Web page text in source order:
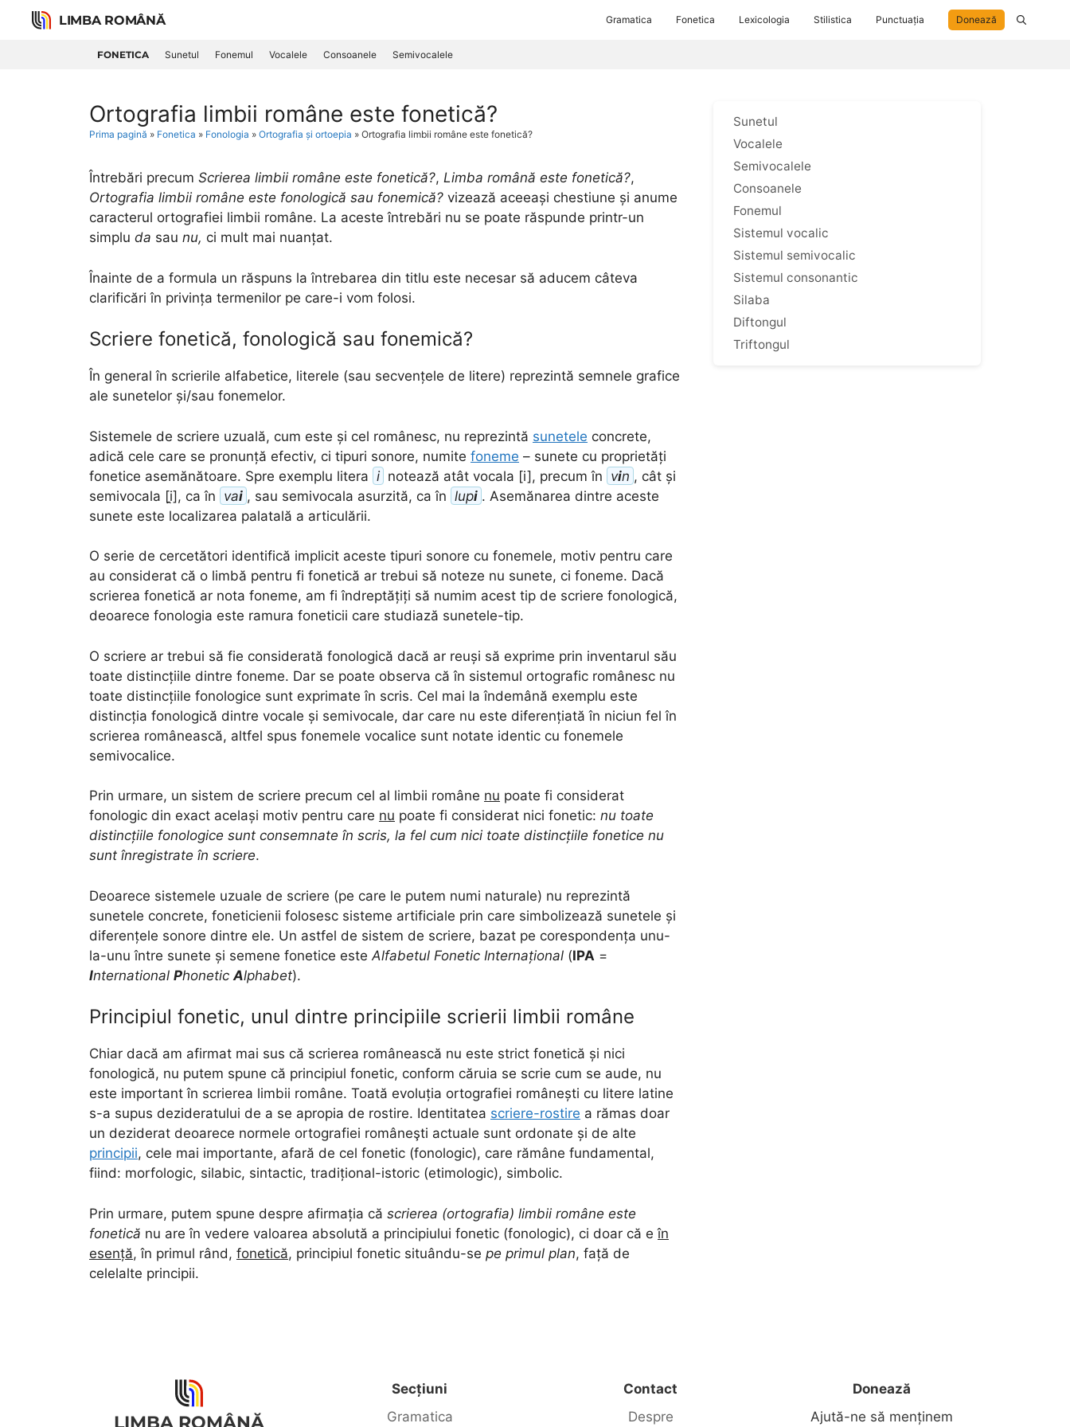
LIMBA ROMÂNĂ Gramatica Fonetica Lexicologia Stilistica Punctuația Donează
FONETICA Sunetul Fonemul Vocalele Consoanele Semivocalele
Ortografia limbii române este fonetică?
Prima pagină » Fonetica » Fonologia » Ortografia și ortoepia » Ortografia limbii române este fonetică?
Întrebări precum Scrierea limbii române este fonetică?, Limba română este fonetică?,
Ortografia limbii române este fonologică sau fonemică? vizează aceeași chestiune și anume
caracterul ortografiei limbii române. La aceste întrebări nu se poate răspunde printr-un
simplu da sau nu, ci mult mai nuanțat.
Înainte de a formula un răspuns la întrebarea din titlu este necesar să aducem câteva
clarificări în privința termenilor pe care-i vom folosi.
Scriere fonetică, fonologică sau fonemică?
În general în scrierile alfabetice, literele (sau secvențele de litere) reprezintă semnele grafice
ale sunetelor și/sau fonemelor.
Sistemele de scriere uzuală, cum este și cel românesc, nu reprezintă sunetele concrete,
adică cele care se pronunță efectiv, ci tipuri sonore, numite foneme – sunete cu proprietăți
fonetice asemănătoare. Spre exemplu litera i notează atât vocala [i], precum în vin , cât și
semivocala [i̯], ca în vai , sau semivocala asurzită, ca în lupi . Asemănarea dintre aceste
sunete este localizarea palatală a articulării.
O serie de cercetători identifică implicit aceste tipuri sonore cu fonemele, motiv pentru care
au considerat că o limbă pentru fi fonetică ar trebui să noteze nu sunete, ci foneme. Dacă
scrierea fonetică ar nota foneme, am fi îndreptățiți să numim acest tip de scriere fonologică,
deoarece fonologia este ramura foneticii care studiază sunetele-tip.
O scriere ar trebui să fie considerată fonologică dacă ar reuși să exprime prin inventarul său
toate distincțiile dintre foneme. Dar se poate observa că în sistemul ortografic românesc nu
toate distincțiile fonologice sunt exprimate în scris. Cel mai la îndemână exemplu este
distincția fonologică dintre vocale și semivocale, dar care nu este diferențiată în niciun fel în
scrierea românească, altfel spus fonemele vocalice sunt notate identic cu fonemele
semivocalice.
Prin urmare, un sistem de scriere precum cel al limbii române nu poate fi considerat
fonologic din exact același motiv pentru care nu poate fi considerat nici fonetic: nu toate
distincțiile fonologice sunt consemnate în scris, la fel cum nici toate distincțiile fonetice nu
sunt înregistrate în scriere.
Deoarece sistemele uzuale de scriere (pe care le putem numi naturale) nu reprezintă
sunetele concrete, foneticienii folosesc sisteme artificiale prin care simbolizează sunetele și
diferențele sonore dintre ele. Un astfel de sistem de scriere, bazat pe corespondența unu-
la-unu între sunete și semene fonetice este Alfabetul Fonetic Internațional (IPA =
International Phonetic Alphabet).
Principiul fonetic, unul dintre principiile scrierii limbii române
Chiar dacă am afirmat mai sus că scrierea românească nu este strict fonetică și nici
fonologică, nu putem spune că principiul fonetic, conform căruia se scrie cum se aude, nu
este important în scrierea limbii române. Toată evoluția ortografiei românești cu litere latine
s-a supus dezideratului de a se apropia de rostire. Identitatea scriere-rostire a rămas doar
un deziderat deoarece normele ortografiei româneşti actuale sunt ordonate și de alte
principii, cele mai importante, afară de cel fonetic (fonologic), care rămâne fundamental,
fiind: morfologic, silabic, sintactic, tradițional-istoric (etimologic), simbolic.
Prin urmare, putem spune despre afirmația că scrierea (ortografia) limbii române este
fonetică nu are în vedere valoarea absolută a principiului fonetic (fonologic), ci doar că eîn
esență, în primul rând, fonetică, principiul fonetic situându-se pe primul plan, față de
celelalte principii.
Sunetul
Vocalele
Semivocalele
Consoanele
Fonemul
Sistemul vocalic
Sistemul semivocalic
Sistemul consonantic
Silaba
Diftongul
Triftongul
LIMBA ROMÂNĂ
Secțiuni
Gramatica
Contact
Despre
Donează
Ajută-ne să menținem